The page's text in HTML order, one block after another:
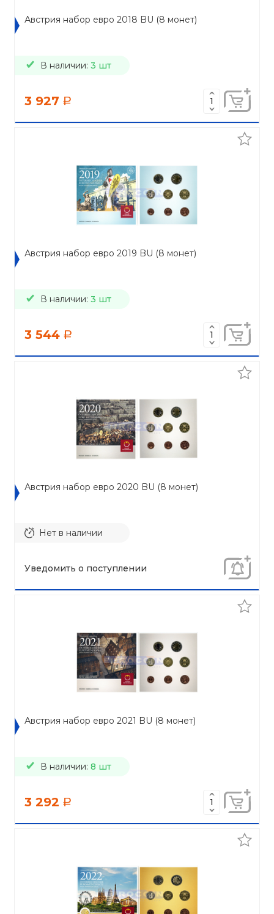
Австрия набор евро 2018 BU (8 монет)
В наличии: 3 шт
3 927 a
Австрия набор евро 2019 BU (8 монет)
В наличии: 3 шт
3 544 a
Австрия набор евро 2020 BU (8 монет)
Нет в наличии
Уведомить о поступлении
Австрия набор евро 2021 BU (8 монет)
В наличии: 8 шт
3 292 a